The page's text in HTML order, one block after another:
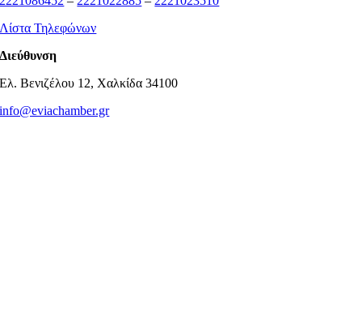
Λίστα Τηλεφώνων
Διεύθυνση
Ελ. Βενιζέλου 12, Χαλκίδα 34100
info@eviachamber.gr